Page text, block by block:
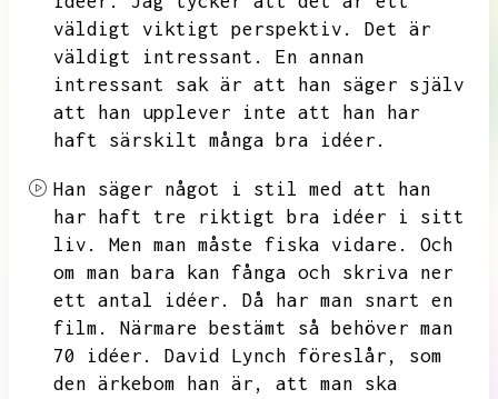
väldigt viktigt perspektiv.
Det är
väldigt intressant.
En annan
intressant sak är att han säger själv
att han upplever inte att han har
haft särskilt många bra idéer.
Han säger något i stil med att han
har haft tre riktigt bra idéer i sitt
liv.
Men man måste fiska vidare.
Och
om man bara kan fånga och skriva ner
ett antal idéer.
Då har man snart en
film.
Närmare bestämt så behöver man
70 idéer.
David Lynch föreslår,
som
den ärkebom han är,
att man ska